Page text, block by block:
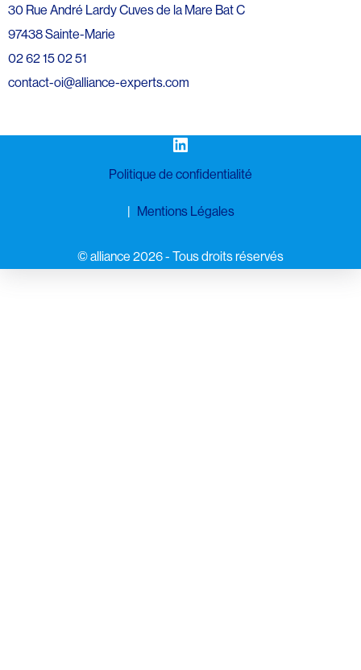
30 Rue André Lardy Cuves de la Mare Bat C
97438 Sainte-Marie
02 62 15 02 51
contact-oi@alliance-experts.com
LinkedIn
Politique de confidentialité
Mentions Légales
©️ alliance 2026 - Tous droits réservés